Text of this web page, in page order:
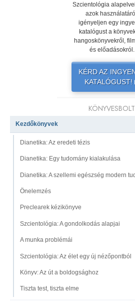
Szcientológia
azok
igényeljen egy
katalógust a
hangoskönyvekről,
és előadásokról.
KÉRD AZ
KATALÓGUST!
KÖNYVESBOLT
Kezdőkönyvek
Dianetika: Az eredeti tézis
Dianetika: Egy tudomány kialakulása
Dianetika: A szellemi egészség modern
Önelemzés
Preclearek kézikönyve
Szcientológia: A gondolkodás alapjai
A munka problémái
Szcientológia: Az élet egy új nézőpontból
Könyv: Az út a boldogsághoz
Tiszta test, tiszta elme